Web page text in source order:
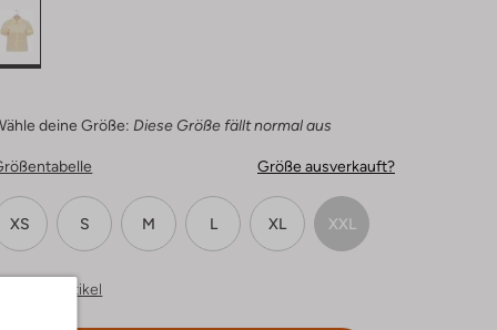
deine Größe: Diese Größe fällt normal aus
Größe ausverkauft?
XS S M L XL XXL
Ähnliche Artikel